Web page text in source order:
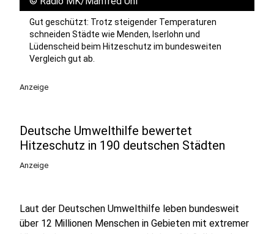
Gut geschützt: Trotz steigender Temperaturen
schneiden Städte wie Menden, Iserlohn und
Lüdenscheid beim Hitzeschutz im bundesweiten
Vergleich gut ab.
Anzeige
Deutsche Umwelthilfe bewertet
Hitzeschutz in 190 deutschen Städten
Anzeige
Laut der Deutschen Umwelthilfe leben bundesweit
über 12 Millionen Menschen in Gebieten mit extremer